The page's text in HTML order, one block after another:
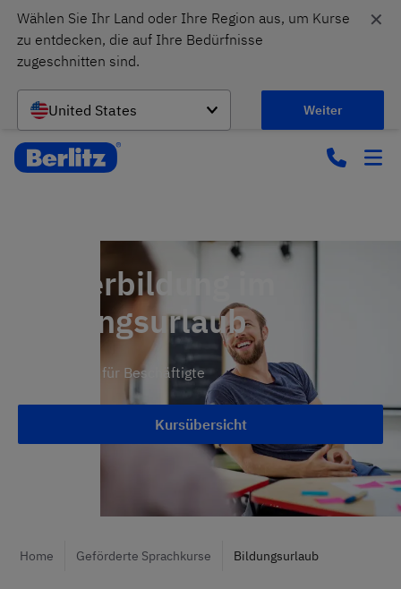
Wählen Sie Ihr Land oder Ihre Region aus, um Kurse
zu entdecken, die auf Ihre Bedürfnisse
zugeschnitten sind.
United States Weiter
✕
Weiterbildung im
Bildungsurlaub
Sprachkurse für Beschäftigte
Kursübersicht
Home Geförderte Sprachkurse Bildungsurlaub